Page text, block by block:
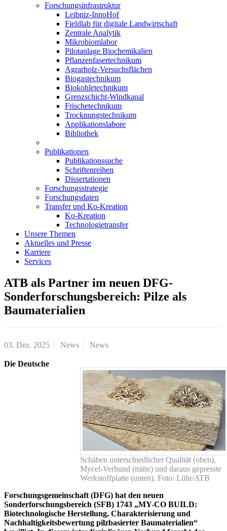
Forschungsinfrastruktur
Leibniz-InnoHof
Fieldlab für digitale Landwirtschaft
Zentrale Analytik
Mikrobiomlabor
Pilotanlage Biochemikalien
Pflanzenfasertechnikum
Agrarholz-Versuchsflächen
Biogastechnikum
Biokohletechnikum
Grenzschicht-Windkanal
Frischetechnikum
Trocknungstechnikum
Applikationslabore
Bibliothek
Publikationen
Publikationssuche
Schriftenreihen
Dissertationen
Forschungsstrategie
Forschungsdaten
Transfer und Ko-Kreation
Ko-Kreation
Technologietransfer
Unsere Themen
Aktuelles und Presse
Karriere
Services
ATB als Partner im neuen DFG-
Sonderforschungsbereich: Pilze als
Baumaterialien
03. Dez. 2025 News News
Schäben unterschiedlicher Qualität (oben),
Mycel-Verbund (mitte) und daraus gepresste
Werkstoffplatte (unten). Foto: Lühr/ATB
Die Deutsche
Forschungsgemeinschaft (DFG) hat den neuen
Sonderforschungsbereich (SFB) 1743 „MY-CO BUILD:
Biotechnologische Herstellung, Charakterisierung und
Nachhaltigkeitsbewertung pilzbasierter Baumaterialien“